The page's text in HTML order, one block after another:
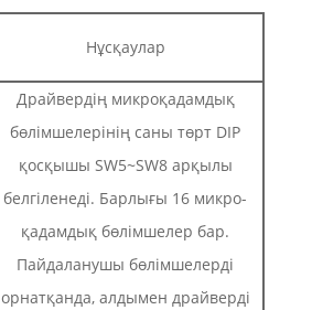
Нұсқаулар
Драйвердің микроқадамдық
бөлімшелерінің саны төрт DIP
қосқышы SW5~SW8 арқылы
белгіленеді. Барлығы 16 микро-
қадамдық бөлімшелер бар.
Пайдаланушы бөлімшелерді
орнатқанда, алдымен драйверді